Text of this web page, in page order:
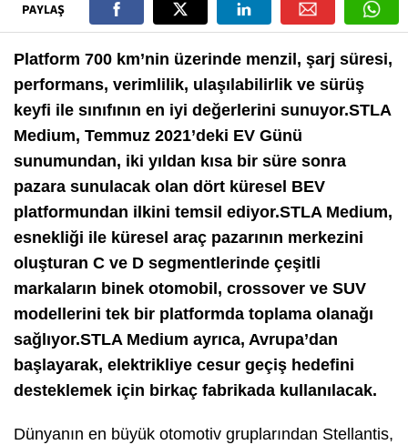
PAYLAŞ
Platform 700 km’nin üzerinde menzil, şarj süresi,
performans, verimlilik, ulaşılabilirlik ve sürüş
keyfi ile sınıfının en iyi değerlerini sunuyor.STLA
Medium, Temmuz 2021’deki EV Günü
sunumundan, iki yıldan kısa bir süre sonra
pazara sunulacak olan dört küresel BEV
platformundan ilkini temsil ediyor.STLA Medium,
esnekliği ile küresel araç pazarının merkezini
oluşturan C ve D segmentlerinde çeşitli
markaların binek otomobil, crossover ve SUV
modellerini tek bir platformda toplama olanağı
sağlıyor.STLA Medium ayrıca, Avrupa’dan
başlayarak, elektrikliye cesur geçiş hedefini
desteklemek için birkaç fabrikada kullanılacak.
Dünyanın en büyük otomotiv gruplarından Stellantis,